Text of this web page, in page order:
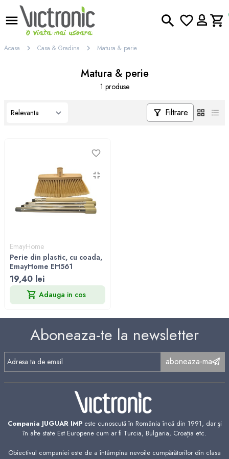
Acasa Casa & Gradina Matura & perie
Matura & perie
1 produse
Filtrare
EmayHome
Perie din plastic, cu coada,
EmayHome EH561
19,40 lei
Adauga in cos
Aboneaza-te la newsletter
aboneaza-ma
Compania JUGUAR IMPeste cunoscută în România încă din 1991, dar și
în alte state Est Europene cum ar fi Turcia, Bulgaria, Croația etc.
Obiectivul companiei este de a întâmpina nevoile cumpărătorilor din clasa